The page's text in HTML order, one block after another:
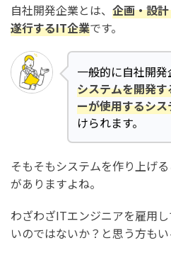
自社開発企業とは、 企画・設
遂行するIT企業です。
一般的に自社開発
システムを開発す
ーが使用するシ
けられます。
そもそもシステムを作り上げ
がありますよね。
わざわざITエンジニアを雇用
いのではないか？と思う方もい